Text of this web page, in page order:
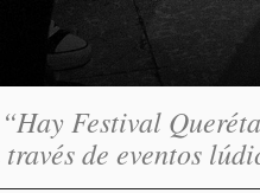
Festival
de eventos